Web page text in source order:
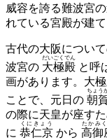
威容を誇る難波宮
れている宮殿が建
古代の大阪につい
波宮の 大極殿
だいごくでん
と呼
画があります。大
ことで、元日の 朝
ちょう
の際に天皇が座す
に 恭仁京
くにきょう
から 高御
たかみ